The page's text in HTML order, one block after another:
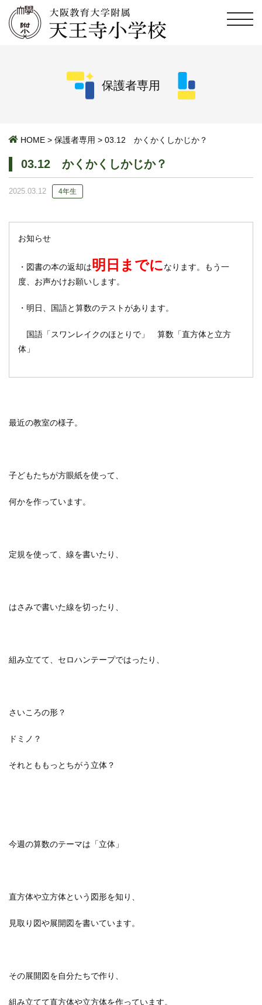
保護者専用
HOME > 保護者専用 > 03.12 かくかくしかじか？
03.12 かくかくしかじか？
2025.03.12 4年生
お知らせ
・図書の本の返却は明日までになります。もう一
度、お声かけお願いします。
・明日、国語と算数のテストがあります。
国語「スワンレイクのほとりで」 算数「直方体と立方
体」
最近の教室の様子。
子どもたちが方眼紙を使って、
何かを作っています。
定規を使って、線を書いたり、
はさみで書いた線を切ったり、
組み立てて、セロハンテープではったり、
さいころの形？
ドミノ？
それとももっとちがう立体？
今週の算数のテーマは「立体」
直方体や立方体という図形を知り、
見取り図や展開図を書いています。
その展開図を自分たちで作り、
組み立てて直方体や立方体を作っています。